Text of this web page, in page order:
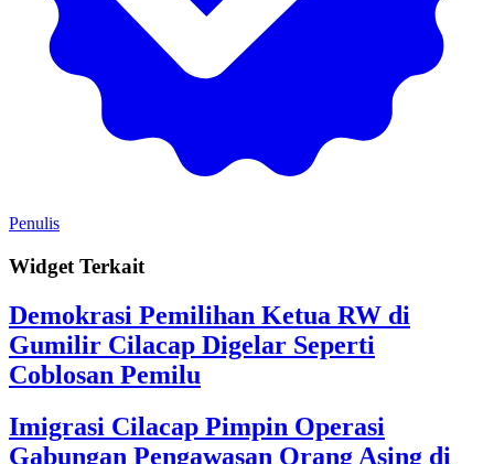
Penulis
Widget Terkait
Demokrasi Pemilihan Ketua RW di
Gumilir Cilacap Digelar Seperti
Coblosan Pemilu
Imigrasi Cilacap Pimpin Operasi
Gabungan Pengawasan Orang Asing di